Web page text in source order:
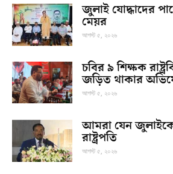
জুলাই যোদ্ধাদের
মেয়র
আগস্ট ৫, ২০২৬
চবির ৯ শিক্ষক
জড়িত থাকার
আগস্ট ৫, ২০২৬
আমরা যেন জুলাইকে
রাষ্ট্রপতি
আগস্ট ৫, ২০২৬